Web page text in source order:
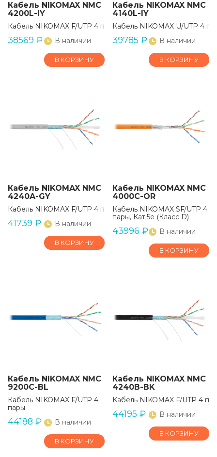
Кабель NIKOMAX NMC
4200L-IY
Кабель NIKOMAX F/UTP 4 пары, Кат.5e (Класс D)
38569 ₽ В наличии
В КОРЗИНУ
Кабель NIKOMAX NMC
4140L-IY
Кабель NIKOMAX U/UTP 4
39785 ₽ В наличии
В КОРЗИНУ
Кабель NIKOMAX NMC
4240A-GY
Кабель NIKOMAX F/UTP 4 пары, Кат.6 (Класс E)
41739 ₽ В наличии
В КОРЗИНУ
Кабель NIKOMAX NMC
4000C-OR
Кабель NIKOMAX SF/UTP 4
пары, Кат.5e (Класс D)
43996 ₽ В наличии
В КОРЗИНУ
Кабель NIKOMAX NMC
9200C-BL
Кабель NIKOMAX F/UTP 4
пары
44188 ₽ В наличии
В КОРЗИНУ
Кабель NIKOMAX NMC
4240B-BK
Кабель NIKOMAX F/UTP 4
44195 ₽ В наличии
В КОРЗИНУ